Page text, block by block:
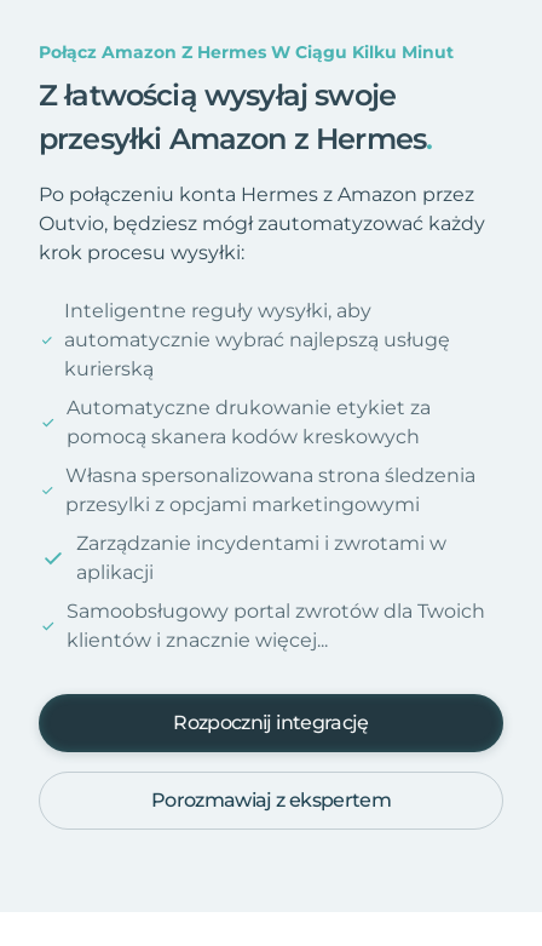
Połącz Amazon Z Hermes W Ciągu Kilku Minut
Z łatwością wysyłaj swoje
przesyłki Amazon z Hermes.
Po połączeniu konta Hermes z Amazon przez
Outvio, będziesz mógł zautomatyzować każdy
krok procesu wysyłki:
Inteligentne reguły wysyłki, aby
automatycznie wybrać najlepszą usługę
kurierską
Automatyczne drukowanie etykiet za
pomocą skanera kodów kreskowych
Własna spersonalizowana strona śledzenia
przesylki z opcjami marketingowymi
Zarządzanie incydentami i zwrotami w
aplikacji
Samoobsługowy portal zwrotów dla Twoich
klientów i znacznie więcej...
Rozpocznij integrację
Porozmawiaj z ekspertem